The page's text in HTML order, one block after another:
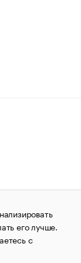
прав
Сообщения
в сфере
ИА
его лучше.
с